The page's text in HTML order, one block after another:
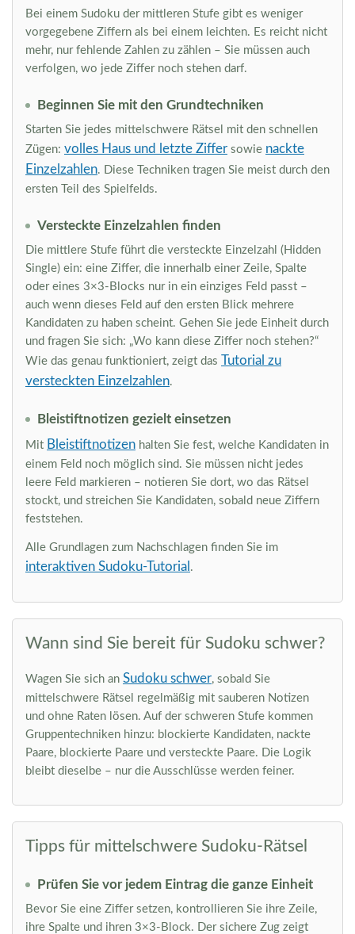
Bei einem Sudoku der mittleren Stufe gibt es weniger
vorgegebene Ziffern als bei einem leichten. Es reicht nicht
mehr, nur fehlende Zahlen zu zählen – Sie müssen auch
verfolgen, wo jede Ziffer noch stehen darf.
Beginnen Sie mit den Grundtechniken
Starten Sie jedes mittelschwere Rätsel mit den schnellen
Zügen: volles Haus und letzte Ziffer sowie nackte
Einzelzahlen. Diese Techniken tragen Sie meist durch den
ersten Teil des Spielfelds.
Versteckte Einzelzahlen finden
Die mittlere Stufe führt die versteckte Einzelzahl (Hidden
Single) ein: eine Ziffer, die innerhalb einer Zeile, Spalte
oder eines 3×3-Blocks nur in ein einziges Feld passt –
auch wenn dieses Feld auf den ersten Blick mehrere
Kandidaten zu haben scheint. Gehen Sie jede Einheit durch
und fragen Sie sich: „Wo kann diese Ziffer noch stehen?“
Wie das genau funktioniert, zeigt das Tutorial zu
versteckten Einzelzahlen.
Bleistiftnotizen gezielt einsetzen
Mit Bleistiftnotizen halten Sie fest, welche Kandidaten in
einem Feld noch möglich sind. Sie müssen nicht jedes
leere Feld markieren – notieren Sie dort, wo das Rätsel
stockt, und streichen Sie Kandidaten, sobald neue Ziffern
feststehen.
Alle Grundlagen zum Nachschlagen finden Sie im
interaktiven Sudoku-Tutorial .
Wann sind Sie bereit für Sudoku schwer?
Wagen Sie sich an Sudoku schwer, sobald Sie
mittelschwere Rätsel regelmäßig mit sauberen Notizen
und ohne Raten lösen. Auf der schweren Stufe kommen
Gruppentechniken hinzu: blockierte Kandidaten, nackte
Paare, blockierte Paare und versteckte Paare. Die Logik
bleibt dieselbe – nur die Ausschlüsse werden feiner.
Tipps für mittelschwere Sudoku-Rätsel
Prüfen Sie vor jedem Eintrag die ganze Einheit
Bevor Sie eine Ziffer setzen, kontrollieren Sie ihre Zeile,
ihre Spalte und ihren 3×3-Block. Der sichere Zug zeigt